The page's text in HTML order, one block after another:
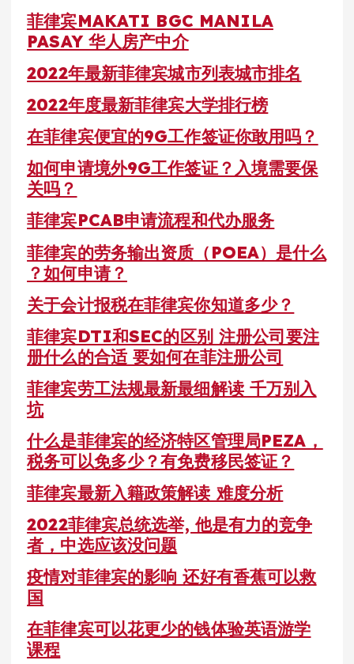
菲律宾MAKATI BGC MANILA
PASAY 华人房产中介
2022年最新菲律宾城市列表城市排名
2022年度最新菲律宾大学排行榜
在菲律宾便宜的9G工作签证你敢用吗？
如何申请境外9G工作签证？入境需要保
关吗？
菲律宾PCAB申请流程和代办服务
菲律宾的劳务输出资质（POEA）是什么
？如何申请？
关于会计报税在菲律宾你知道多少？
菲律宾DTI和SEC的区别 注册公司要注
册什么的合适 要如何在菲注册公司
菲律宾劳工法规最新最细解读 千万别入
坑
什么是菲律宾的经济特区管理局PEZA，
税务可以免多少？有免费移民签证？
菲律宾最新入籍政策解读 难度分析
2022菲律宾总统选举, 他是有力的竞争
者，中选应该没问题
疫情对菲律宾的影响 还好有香蕉可以救
国
在菲律宾可以花更少的钱体验英语游学
课程